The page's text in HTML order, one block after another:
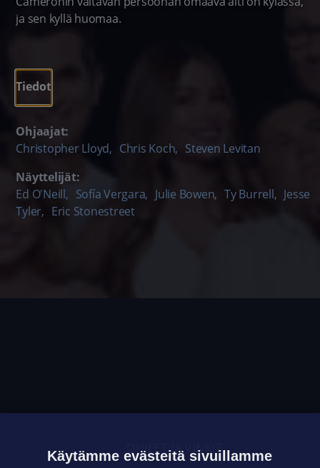
ja sen kyllä huomaa.
Tiedot
Ohjaajat:
Christopher Lloyd, Chris Koch, Steven Levitan
Näyttelijät:
Ed O'Neill, Sofía Vergara, Julie Bowen, Ty Burrell, Jesse
Tyler, Eric Stonestreet
OHJEET JA VINKIT
Käytämme evästeitä sivuillamme